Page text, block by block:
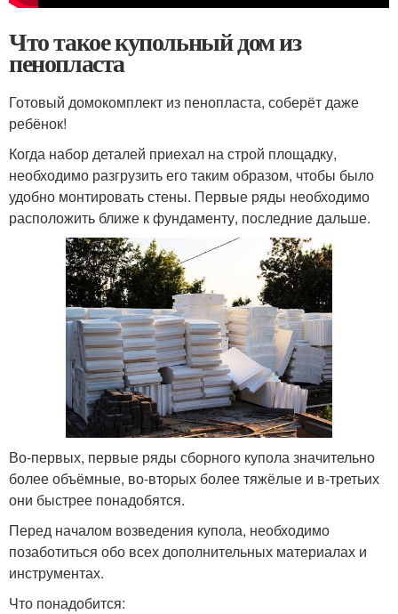
Что такое купольный дом из
пенопласта
Готовый домокомплект из пенопласта, соберёт даже
ребёнок!
Когда набор деталей приехал на строй площадку,
необходимо разгрузить его таким образом, чтобы было
удобно монтировать стены. Первые ряды необходимо
расположить ближе к фундаменту, последние дальше.
Во-первых, первые ряды сборного купола значительно
более объёмные, во-вторых более тяжёлые и в-третьих
они быстрее понадобятся.
Перед началом возведения купола, необходимо
позаботиться обо всех дополнительных материалах и
инструментах.
Что понадобится: